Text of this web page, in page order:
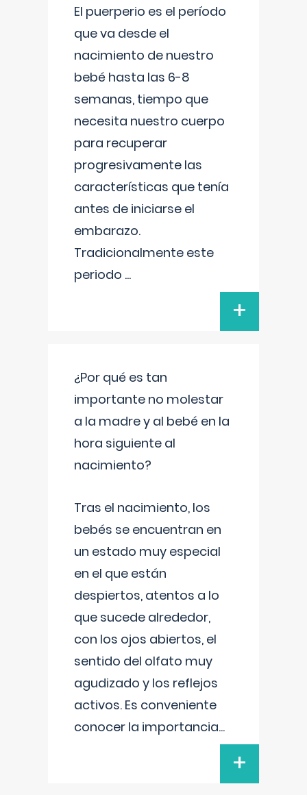
El puerperio es el período
que va desde el
nacimiento de nuestro
bebé hasta las 6-8
semanas, tiempo que
necesita nuestro cuerpo
para recuperar
progresivamente las
características que tenía
antes de iniciarse el
embarazo.
Tradicionalmente este
periodo ...
+
¿Por qué es tan
importante no molestar
a la madre y al bebé en la
hora siguiente al
nacimiento?
Tras el nacimiento, los
bebés se encuentran en
un estado muy especial
en el que están
despiertos, atentos a lo
que sucede alrededor,
con los ojos abiertos, el
sentido del olfato muy
agudizado y los reflejos
activos. Es conveniente
conocer la importancia...
+